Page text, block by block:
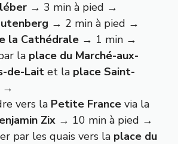
→ 3 min à pied →
→ 2 min à pied →
la Cathédrale → 1 min →
la place du Marché-aux-
de-Lait et la place Saint-
→
vers la Petite France via la
Zix → 10 min à pied →
par les quais vers la place du